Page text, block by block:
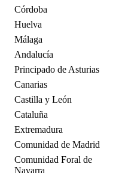
Córdoba
Huelva
Málaga
Andalucía
Principado de Asturias
Canarias
Castilla y León
Cataluña
Extremadura
Comunidad de Madrid
Comunidad Foral de
Navarra